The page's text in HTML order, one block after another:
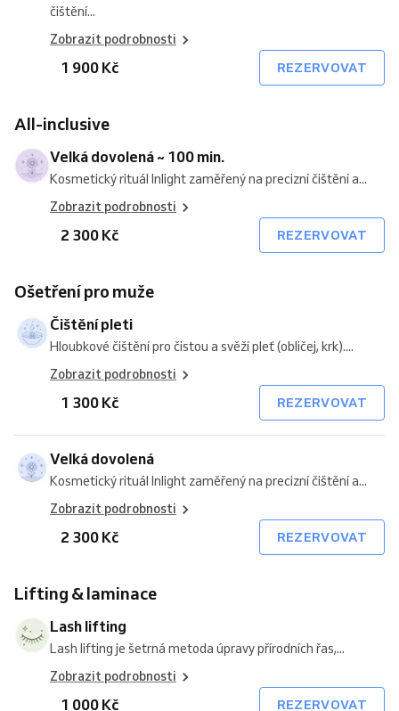
čištění...
Zobrazit podrobnosti
1 900 Kč REZERVOVAT
All-inclusive
Velká dovolená ~ 100 min.
Kosmetický rituál Inlight zaměřený na precizní čištění a...
Zobrazit podrobnosti
2 300 Kč REZERVOVAT
Ošetření pro muže
Čištění pleti
Hloubkové čištění pro čistou a svěží pleť (obličej, krk)....
Zobrazit podrobnosti
1 300 Kč REZERVOVAT
Velká dovolená
Kosmetický rituál Inlight zaměřený na precizní čištění a...
Zobrazit podrobnosti
2 300 Kč REZERVOVAT
Lifting & laminace
Lash lifting
Lash lifting je šetrná metoda úpravy přírodních řas,...
Zobrazit podrobnosti
1 000 Kč REZERVOVAT